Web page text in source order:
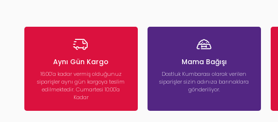
Aynı Gün Kargo
16:00’a kadar vermiş olduğunuz
siparişler aynı gün kargoya teslim
edilmektedir. Cumartesi 10:00'a
Kadar
Mama Bağışı
Dostluk Kumbarası olarak verilen
siparişler sizin adınıza barınaklara
gönderiliyor.